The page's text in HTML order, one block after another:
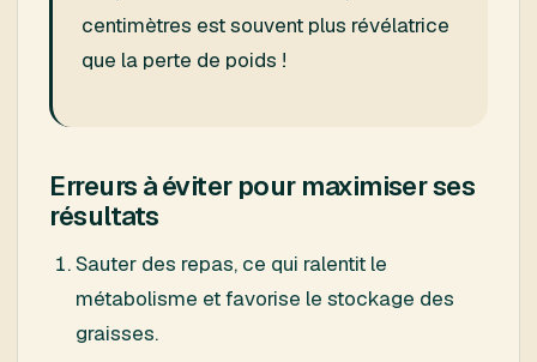
centimètres est souvent plus révélatrice
que la perte de poids !
Erreurs à éviter pour maximiser ses
résultats
Sauter des repas, ce qui ralentit le
métabolisme et favorise le stockage des
graisses.